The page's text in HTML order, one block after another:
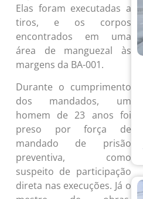
Elas foram executadas a
tiros, e os corpos
encontrados em uma
área de manguezal às
margens da BA-001.
Durante o cumprimento
dos mandados, um
homem de 23 anos foi
preso por força de
mandado de prisão
preventiva, como
suspeito de participação
direta nas execuções. Já o